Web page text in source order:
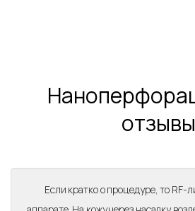
отзывы
Если кратко о процедуре, то RF-